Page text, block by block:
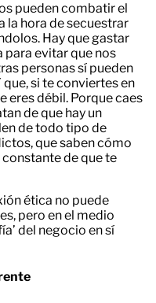
pueden combatir el
la hora de secuestrar
Hay que gastar
para evitar que nos
personas sí pueden
si te conviertes en
eres débil. Porque caes
de que hay un
de todo tipo de
que saben cómo
de que te
ética no puede
pero en el medio
del negocio en sí